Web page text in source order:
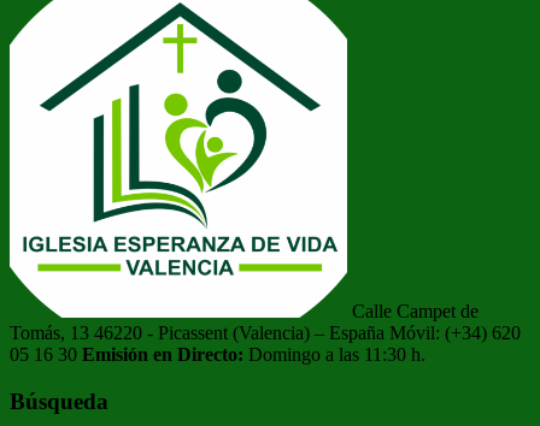
entradas
Calle Campet de
Tomás, 13 46220 - Picassent (Valencia) – España Móvil: (+34) 620
05 16 30 Emisión en Directo: Domingo a las 11:30 h.
Búsqueda